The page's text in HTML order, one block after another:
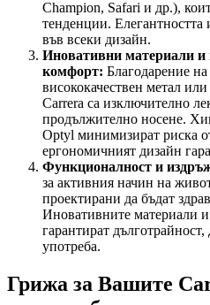
Champion, Safari и др.),
тенденции. Елегантността
във всеки дизайн.
Иновативни материали и
комфорт: Благодарение
висококачествен метал
Carrera са изключително
продължително носене.
Optyl минимизират риска
ергономичният дизайн
Функционалност и
за активния начин на
проектирани да бъдат
Иновативните материали и
гарантират
употреба.
Грижа за Вашите